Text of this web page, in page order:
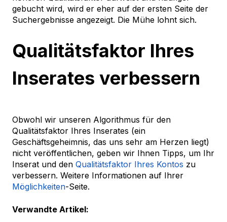
gebucht wird, wird er eher auf der ersten Seite der
Suchergebnisse angezeigt. Die Mühe lohnt sich.
Qualitätsfaktor Ihres
Inserates verbessern
Obwohl wir unseren Algorithmus für den
Qualitätsfaktor Ihres Inserates (ein
Geschäftsgeheimnis, das uns sehr am Herzen liegt)
nicht veröffentlichen, geben wir Ihnen Tipps, um Ihr
Inserat und den Qualitätsfaktor Ihres Kontos zu
verbessern. Weitere Informationen auf Ihrer
Möglichkeiten-Seite.
Verwandte Artikel: